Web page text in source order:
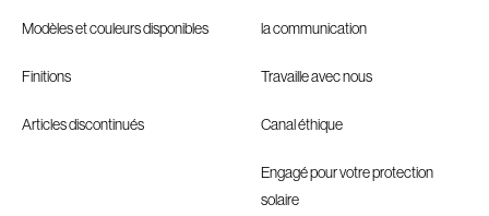
Modèles et couleurs disponibles
Finitions
Articles discontinués
la communication
Travaille avec nous
Canal éthique
Engagé pour votre protection
solaire